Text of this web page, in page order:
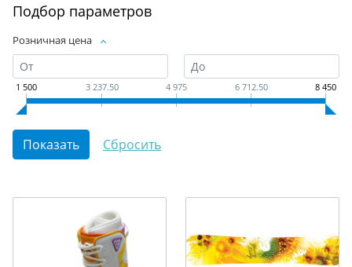
Подбор параметров
Розничная цена
1 500 3 237.50 4 975 6 712.50 8 450